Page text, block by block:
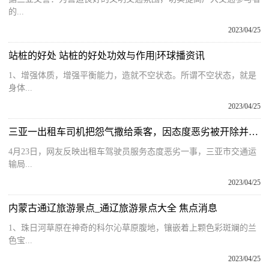
的...
2023/04/25
站桩的好处 站桩的好处功效与作用|环球播资讯
1、增强体质，增强平衡能力，造就不空状态。所谓不空状态，就是
身体...
2023/04/25
三亚一出租车司机把怨气撒给乘客，因态度恶劣被开除并列入行业黑名单 当前速读
4月23日，网友反映出租车驾驶员服务态度恶劣一事，三亚市交通运
输局...
2023/04/25
内蒙古通辽旅游景点_通辽旅游景点大全 焦点消息
1、珠日河草原在神奇的科尔沁草原腹地，镶嵌着上颗色彩斑斓的兰
色宝...
2023/04/25